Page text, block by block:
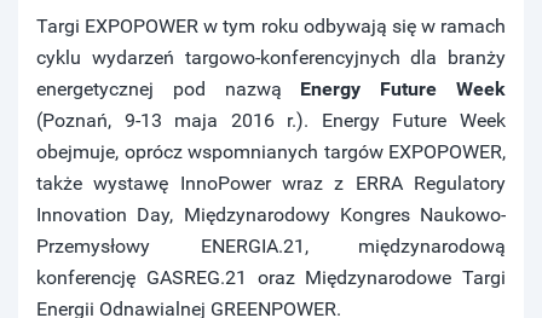
Targi EXPOPOWER w tym roku odbywają się w ramach
cyklu wydarzeń targowo-konferencyjnych dla branży
energetycznej pod nazwą Energy Future Week
(Poznań, 9-13 maja 2016 r.). Energy Future Week
obejmuje, oprócz wspomnianych targów EXPOPOWER,
także wystawę InnoPower wraz z ERRA Regulatory
Innovation Day, Międzynarodowy Kongres Naukowo-
Przemysłowy ENERGIA.21, międzynarodową
konferencję GASREG.21 oraz Międzynarodowe Targi
Energii Odnawialnej GREENPOWER.